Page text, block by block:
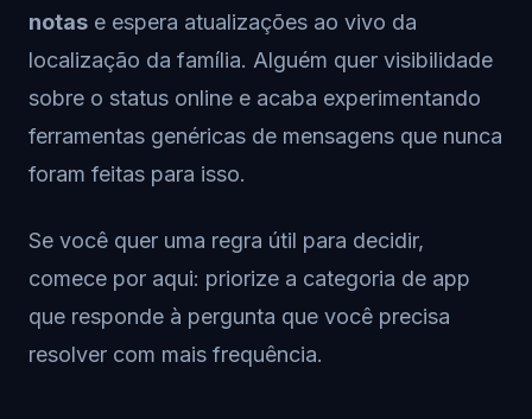
notas e espera atualizações ao vivo da
localização da família. Alguém quer visibilidade
sobre o status online e acaba experimentando
ferramentas genéricas de mensagens que nunca
foram feitas para isso.
Se você quer uma regra útil para decidir,
comece por aqui: priorize a categoria de app
que responde à pergunta que você precisa
resolver com mais frequência.